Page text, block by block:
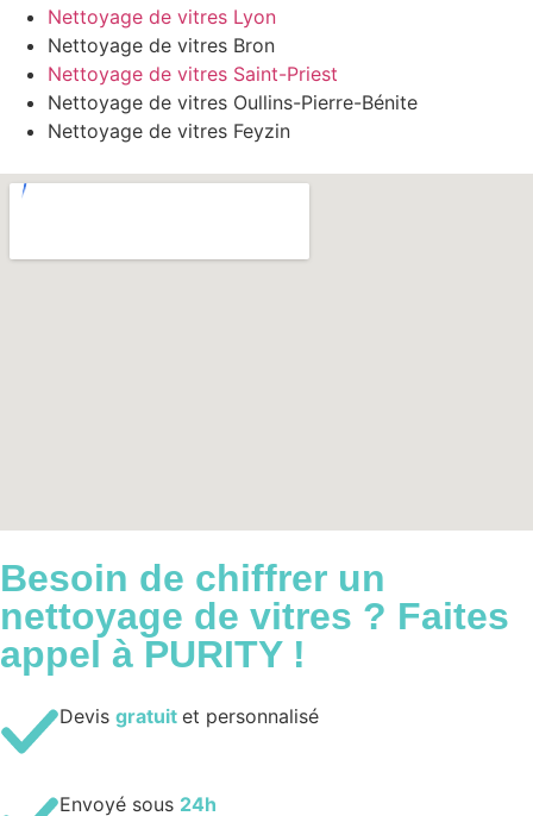
Nettoyage de vitres Lyon
Nettoyage de vitres Bron
Nettoyage de vitres Saint-Priest
Nettoyage de vitres Oullins-Pierre-Bénite
Nettoyage de vitres Feyzin
Besoin de chiffrer un
nettoyage de vitres ? Faites
appel à PURITY !
Devis gratuit et personnalisé
Envoyé sous 24h